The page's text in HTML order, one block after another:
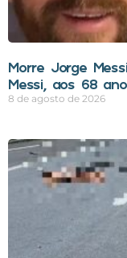
Morre Jorge
Messi, aos 68
8 de agosto de 2026